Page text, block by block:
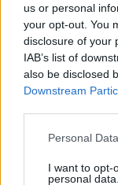
us or personal
your opt-out. You
disclosure of your
IAB’s list of
also be disclosed
Downstream
Please note that
not limited to
Personal
I want to opt-
personal data.